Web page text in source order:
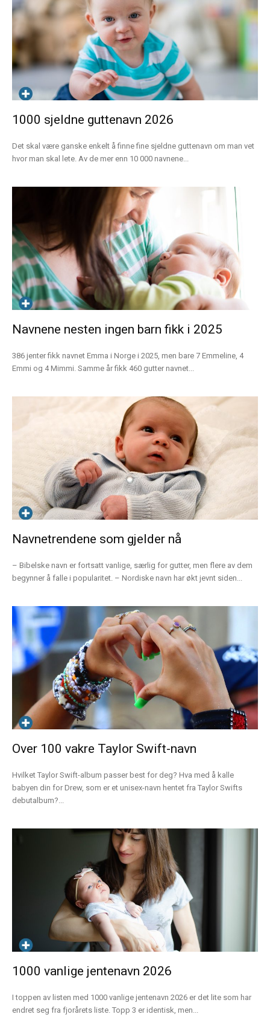
1000 sjeldne guttenavn 2026
Det skal være ganske enkelt å finne fine sjeldne guttenavn om man vet
hvor man skal lete. Av de mer enn 10 000 navnene...
Navnene nesten ingen barn fikk i 2025
386 jenter fikk navnet Emma i Norge i 2025, men bare 7 Emmeline, 4
Emmi og 4 Mimmi. Samme år fikk 460 gutter navnet...
Navnetrendene som gjelder nå
– Bibelske navn er fortsatt vanlige, særlig for gutter, men flere av dem
begynner å falle i popularitet. – Nordiske navn har økt jevnt siden...
Over 100 vakre Taylor Swift-navn
Hvilket Taylor Swift-album passer best for deg? Hva med å kalle
babyen din for Drew, som er et unisex-navn hentet fra Taylor Swifts
debutalbum?...
1000 vanlige jentenavn 2026
I toppen av listen med 1000 vanlige jentenavn 2026 er det lite som har
endret seg fra fjorårets liste. Topp 3 er identisk, men...